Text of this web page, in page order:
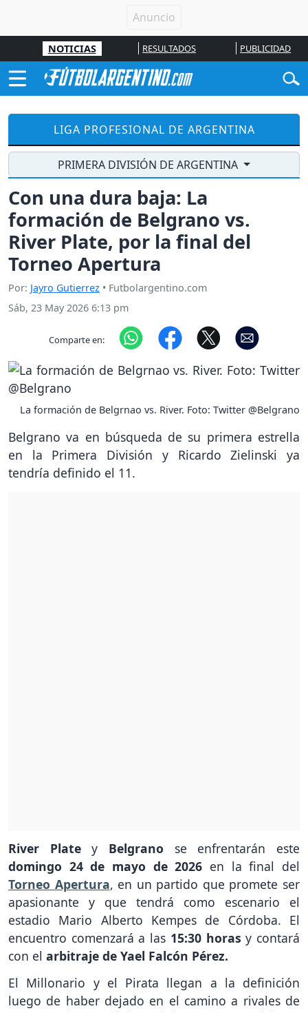
NOTICIAS RESULTADOS PUBLICIDAD
LIGA PROFESIONAL DE ARGENTINA
PRIMERA DIVISIÓN DE ARGENTINA
Con una dura baja: La
formación de Belgrano vs.
River Plate, por la final del
Torneo Apertura
Por: Jayro Gutierrez • Futbolargentino.com
Sáb, 23 May 2026 6:13 pm
Comparte en:
La formación de Belgrnao vs. River. Foto: Twitter @Belgrano
Belgrano va en búsqueda de su primera estrella
en la Primera División y Ricardo Zielinski ya
tendría definido el 11.
River Platey Belgrano se enfrentarán este
domingo 24 de mayo de 2026 en la final del
Torneo Apertura, en un partido que promete ser
apasionante y que tendrá como escenario el
estadio Mario Alberto Kempes de Córdoba. El
encuentro comenzará a las 15:30 horas y contará
con el arbitraje de Yael Falcón Pérez.
El Millonario y el Pirata llegan a la definición
luego de haber dejado en el camino a rivales de